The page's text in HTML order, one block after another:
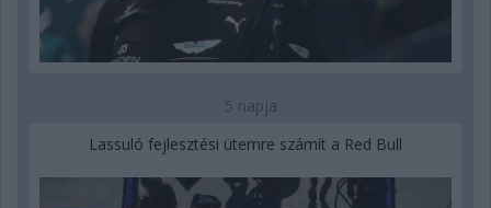
5 napja
Lassuló fejlesztési ütemre számít a Red Bull